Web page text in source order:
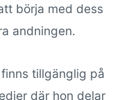
börja med dess
andningen.
tillgänglig på
där hon delar